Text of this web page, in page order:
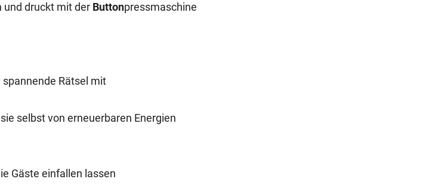
und druckt mit der Buttonpressmaschine
spannende Rätsel mit
selbst von erneuerbaren Energien
Gäste einfallen lassen